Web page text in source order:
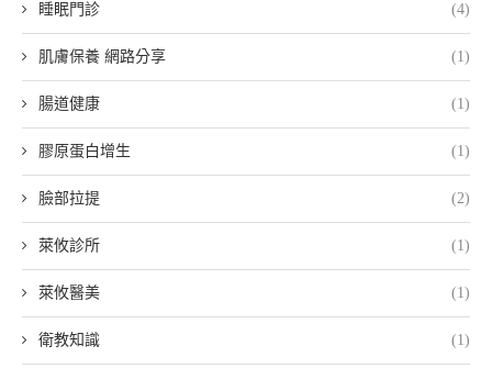
睡眠門診 (4)
肌膚保養 網路分享 (1)
腸道健康 (1)
膠原蛋白增生 (1)
臉部拉提 (2)
萊攸診所 (1)
萊攸醫美 (1)
衛教知識 (1)